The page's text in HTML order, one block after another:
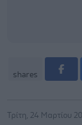
shares
Τρίτη, 24 Μαρτίου